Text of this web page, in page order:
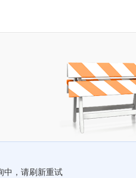
中，请刷新重试